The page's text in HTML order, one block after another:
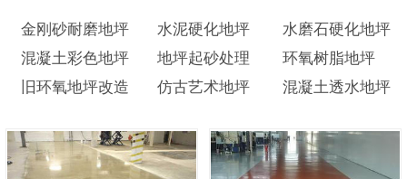
金刚砂耐磨地坪 水泥硬化地坪
水磨石硬化地坪
混凝土彩色地坪
地坪起砂处理
环氧树脂地坪
旧环氧地坪改造
仿古艺术地坪 混凝土透水地坪